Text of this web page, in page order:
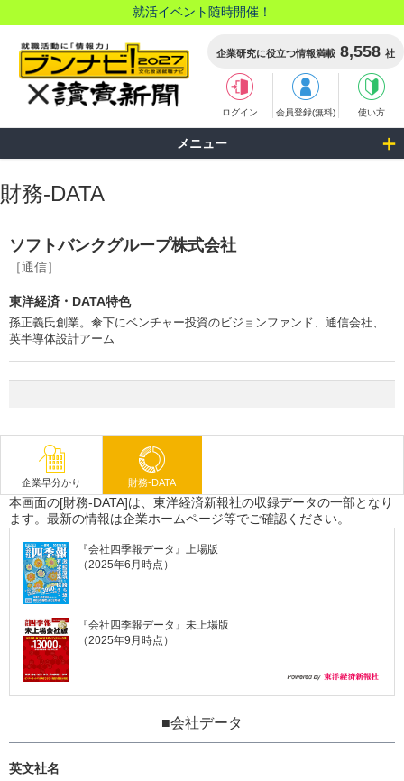
就活イベント随時開催！
企業研究に役立つ情報満載 8,558 社
ログイン 会員登録(無料) 使い方
メニュー
財務-DATA
ソフトバンクグループ株式会社
［通信］
東洋経済・DATA特色
孫正義氏創業。傘下にベンチャー投資のビジョンファンド、通信会社、
英半導体設計アーム
企業早分かり 財務-DATA
本画面の[財務-DATA]は、東洋経済新報社の収録データの一部となり
ます。最新の情報は企業ホームページ等でご確認ください。
『会社四季報データ』上場版
（2025年6月時点）
『会社四季報データ』未上場版
（2025年9月時点）
■会社データ
英文社名